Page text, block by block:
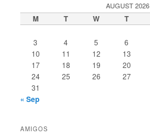
AUGUST 2026
M T W T
3
4 5 6
10
11 12 13
17
18 19 20
24
25 26 27
31
« Sep
AMIGOS